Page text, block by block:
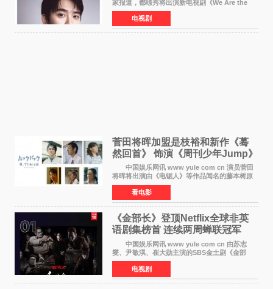
家报道，都暻秀将出演新电视剧《We Are the
Zombie》，在剧中饰演主演金仁钟一角，挑战与
以往丧尸题材截然不同的人性喜剧。 新剧
《We Are t
电视剧
菅田将晖加盟是枝裕和新作《蓦
然回首》 饰演《周刊少年Jump》
编辑
中国娱乐网讯 www yule com cn 演员菅田
将晖将出演由《电锯人》等作品闻名的藤本树原
作漫画改编的电影《蓦然回首》（是枝裕和导
演）。菅田饰演的角色是初中时代两位主人公带
着完成的作品前去
看电影
《金部长》登顶Netflix全球非英
语剧集榜首 连续两周蝉联冠军
中国娱乐网讯 www yule com cn 由苏志
燮、尹敬淏、崔大勋主演的SBS金土剧《金部
长》持续席卷全球，收获海内外观众热烈反
响。 15日，据Netflix官方排行榜网站Tudum
公布的数据，SBS金土剧《
电视剧